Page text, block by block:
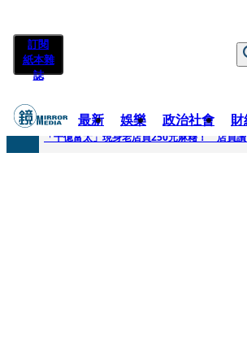
訂閱
紙本雜
誌
最新 娛樂 政治社會
快訊